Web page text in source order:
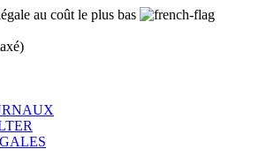
au coût le plus bas